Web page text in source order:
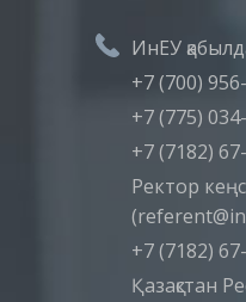
ИнЕУ
+7 (700)
+7 (775)
+7 (7182)
Ректор
+7 (7182)
Қазақстан